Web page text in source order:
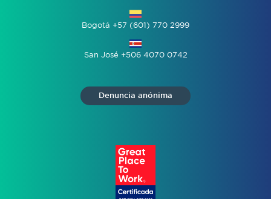
Bogotá +57 (601) 770 2999
San José +506 4070 0742
Denuncia anónima